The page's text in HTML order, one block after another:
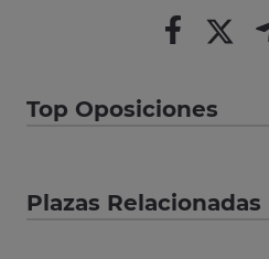
Top Oposiciones
Plazas Relacionadas